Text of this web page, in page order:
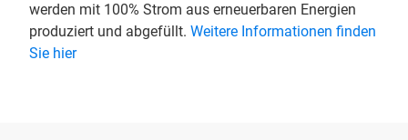
werden mit 100% Strom aus erneuerbaren Energien
produziert und abgefüllt. Weitere Informationen finden
Sie hier